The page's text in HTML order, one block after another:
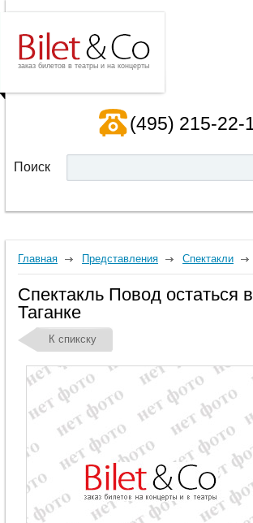
заказ билетов в театры и на концерты
(495) 215-22-
Поиск
Главная Представления Спектакли
Спектакль Повод остаться
Таганке
К спикску